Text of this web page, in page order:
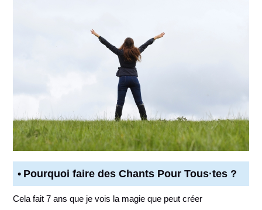
Pourquoi faire des Chants Pour Tous·tes ?
Cela fait 7 ans que je vois la magie que peut créer